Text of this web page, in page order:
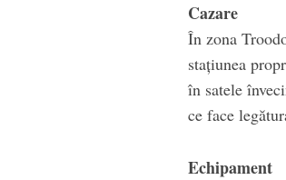
Cazare
În zona
stațiunea
în satele
ce face
Echipament